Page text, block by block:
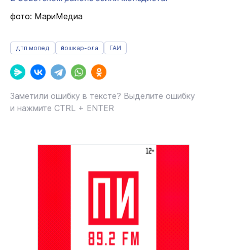
фото: МариМедиа
дтп мопед йошкар-ола ГАИ
Заметили ошибку в тексте? Выделите ошибку
и нажмите CTRL + ENTER